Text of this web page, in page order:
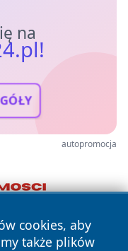
na
autopromocja
cookies, aby
także plików